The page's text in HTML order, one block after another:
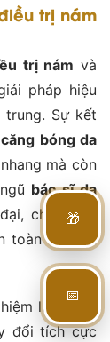
trị nám
trị nám và
pháp hiệu
trung. Sự kết
bóng da
mà còn
bác sĩ da
chúng tôi
toàn và hiệu
liệu trình
đổi tích cực
🎁
📅